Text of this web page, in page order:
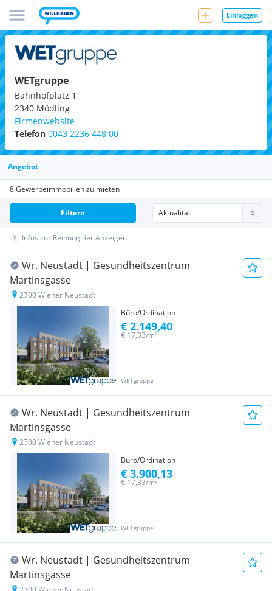
Einloggen
WETgruppe
Bahnhofplatz 1
2340 Mödling
Firmenwebsite
Telefon 0043 2236 448 00
Angebot
8 Gewerbeimmobilien zu mieten
Filtern
Infos zur Reihung der Anzeigen
Wr. Neustadt | Gesundheitszentrum
Martinsgasse
2700 Wiener Neustadt
Büro/Ordination
WETgruppe
€ 17,33/m²
€ 2.149,40
Wr. Neustadt | Gesundheitszentrum
Martinsgasse
2700 Wiener Neustadt
Büro/Ordination
WETgruppe
€ 17,33/m²
€ 3.900,13
Wr. Neustadt | Gesundheitszentrum
Martinsgasse